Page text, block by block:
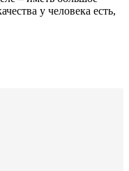
у человека есть,